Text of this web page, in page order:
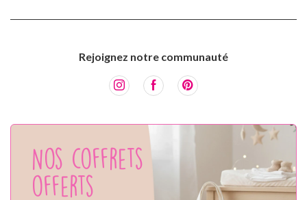
Rejoignez notre communauté
Nos coffrets
offerts